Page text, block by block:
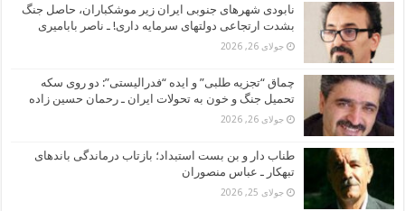
نابودی شهرهای جنوبی ایران زیر موشکباران، حاصل جنگ
بشدت ارتجاعی دولتهای سرمایه داری! ـ ناصر بابامیری
جولای 26, 2026
چماق “تجزیه طلبی” و ایده “فدرالیستی”: دو روی سکه
تحمیل جنگ و خون به تحولات ایران ـ رحمان حسین زاده
جولای 26, 2026
طناب دار و بن بست استبداد؛ بازتاب درماندگی باندهای
تبهکار ـ عباس منصوران
جولای 25, 2026